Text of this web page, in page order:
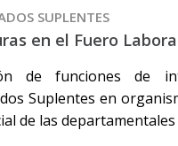
SUPLENTES
en el Fuero
de funciones de
Suplentes en
de las